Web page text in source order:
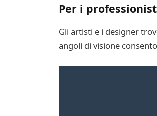
Per i
Gli artisti e i designer
angoli di visione